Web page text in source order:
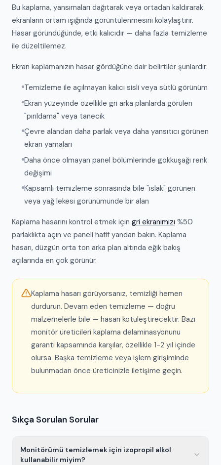
Bu kaplama, yansımaları dağıtarak veya ortadan kaldırarak
ekranların ortam ışığında görüntülenmesini kolaylaştırır.
Hasar göründüğünde, etki kalıcıdır — daha fazla temizleme
ile düzeltilemez.
Ekran kaplamanızın hasar gördüğüne dair belirtiler şunlardır:
Temizleme ile açılmayan kalıcı sisli veya sütlü görünüm
Ekran yüzeyinde özellikle gri arka planlarda görülen
"pırıldama" veya tanecik
Çevre alandan daha parlak veya daha yansıtıcı görünen
ekran yamaları
Daha önce olmayan panel bölümlerinde gökkuşağı renk
değişimi
Kapsamlı temizleme sonrasında bile "ıslak" görünen
veya yağ lekesi görünümünde bir alan
Kaplama hasarını kontrol etmek için gri ekranımızı %50
parlaklıkta açın ve paneli hafif yandan bakın. Kaplama
hasarı, düzgün orta ton arka plan altında eğik bakış
açılarında en çok görünür.
Kaplama hasarı görüyorsanız, temizliği hemen
durdurun. Devam eden temizleme — doğru
malzemelerle bile — hasarı kötüleştirecektir. Bazı
monitör üreticileri kaplama delaminasyonunu
garanti kapsamında karşılar, özellikle 1-2 yıl içinde
olursa. Başka temizleme veya işlem girişiminde
bulunmadan önce üreticinizle iletişime geçin.
Sıkça Sorulan Sorular
Monitörümü temizlemek için izopropil alkol
kullanabilir miyim?